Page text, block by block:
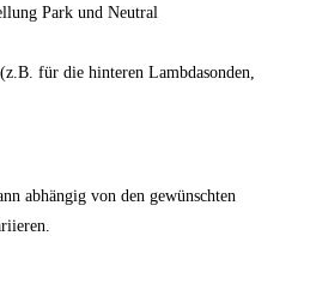
Park und Neutral
für die hinteren Lambdasonden,
abhängig von den gewünschten